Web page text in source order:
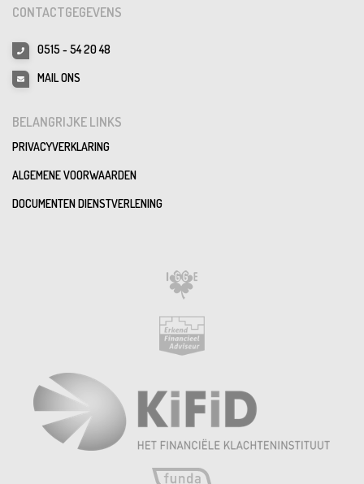
CONTACTGEGEVENS
0515 - 54 20 48
MAIL ONS
BELANGRIJKE LINKS
PRIVACYVERKLARING
ALGEMENE VOORWAARDEN
DOCUMENTEN DIENSTVERLENING